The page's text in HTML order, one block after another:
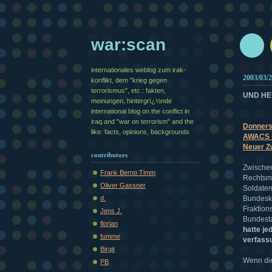
2003/03/
UND
Neuer
hatte
Wenn
war:scan
internationales weblog zum irak-
konflikt, dem "krieg gegen
terrorismus", etc.: fakten,
meinungen, hintergrï¿½nde
international blog on the conflict in
iraq and "war on terrorism" and the
like: facts, opinions, backgrounds
contributors
Frank Berno Timm
Oliver Gassner
d.
Jens J.
florian
fumme
Birgit
PB